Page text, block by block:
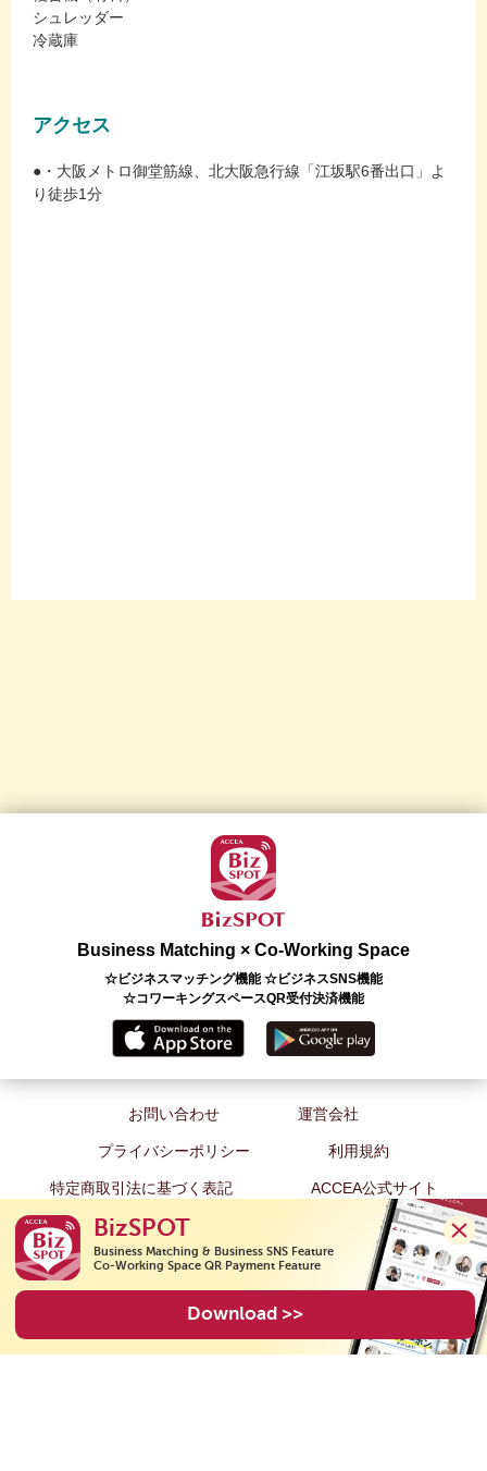
シュレッダー
冷蔵庫
アクセス
●・大阪メトロ御堂筋線、北大阪急行線「江坂駅6番出口」よ
り徒歩1分
Business Matching × Co-Working Space
☆ビジネスマッチング機能 ☆ビジネスSNS機能
☆コワーキングスペースQR受付決済機能
お問い合わせ 運営会社
プライバシーポリシー 利用規約
特定商取引法に基づく表記 ACCEA公式サイト
Copyright(C) 2020 ACCEA Co., Ltd. All Rights Reserved.
BizSPOT
Business Matching & Business SNS Feature
Co-Working Space QR Payment Feature
Download >>